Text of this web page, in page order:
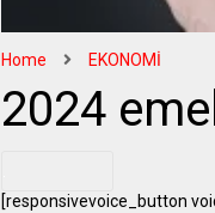
Home EKONOMİ
2024
[responsivevoice_button